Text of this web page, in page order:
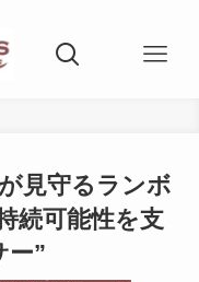
見守るランボ
続可能性を支
ー”